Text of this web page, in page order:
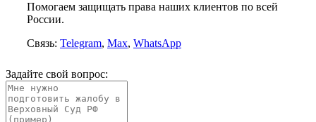
Помогаем защищать права наших клиентов по всей
России.
Связь: Telegram, Max, WhatsApp
Задайте свой вопрос: